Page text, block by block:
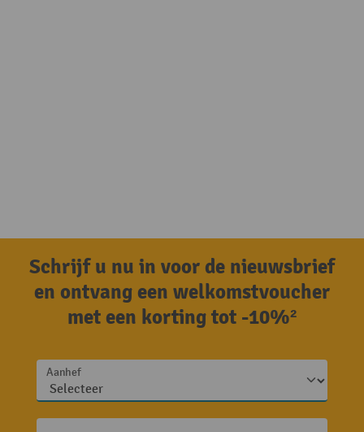
Schrijf u nu in voor de nieuwsbrief
en ontvang een welkomstvoucher
met een korting tot -10%²
Aanhef